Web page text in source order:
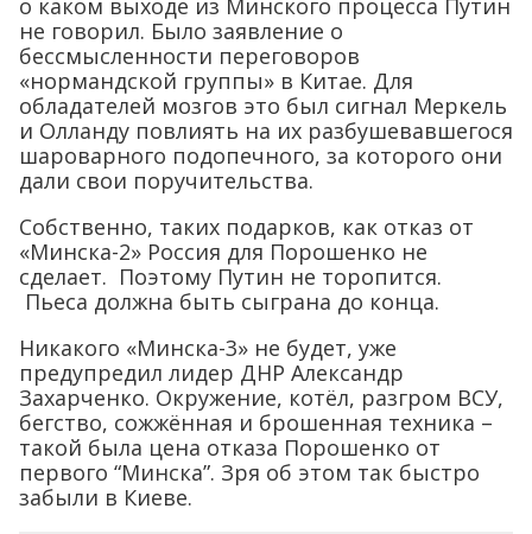
о каком выходе из Минского процесса Путин
не говорил. Было заявление о
бессмысленности переговоров
«нормандской группы» в Китае. Для
обладателей мозгов это был сигнал Меркель
и Олланду повлиять на их разбушевавшегося
шароварного подопечного, за которого они
дали свои поручительства.
Собственно, таких подарков, как отказ от
«Минска-2» Россия для Порошенко не
сделает. Поэтому Путин не торопится.
Пьеса должна быть сыграна до конца.
Никакого «Минска-3» не будет, уже
предупредил лидер ДНР Александр
Захарченко. Окружение, котёл, разгром ВСУ,
бегство, сожжённая и брошенная техника –
такой была цена отказа Порошенко от
первого “Минска”. Зря об этом так быстро
забыли в Киеве.